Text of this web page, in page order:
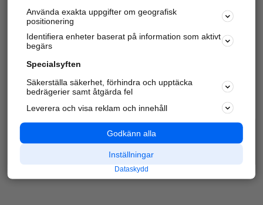
Varje vecka besöker du och4 miljoner
andra
härliga användare oss för att hitta rätt lokal
information om företag, privatpersoner och
platser.
Använda exakta uppgifter om geografisk
positionering
Identifiera enheter baserat på information som aktivt
begärs
Specialsyften
Säkerställa säkerhet, förhindra och upptäcka
bedrägerier samt åtgärda fel
Leverera och visa reklam och innehåll
Godkänn alla
Inställningar
Dataskydd